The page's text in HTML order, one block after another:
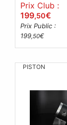
Prix Club :
199,50€
Prix Public :
199,50€
PISTON